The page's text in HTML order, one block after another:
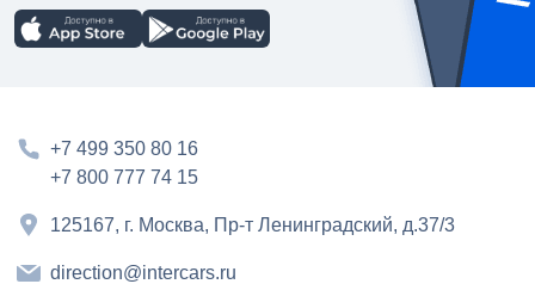
+7 499 350 80 16
+7 800 777 74 15
125167, г. Москва, Пр-т Ленинградский, д.37/3
direction@intercars.ru